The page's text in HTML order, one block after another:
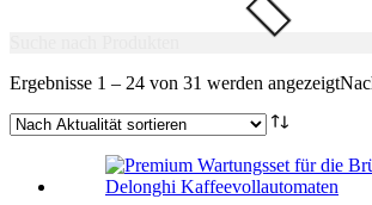
Ergebnisse 1 – 24 von 31 werden angezeigt